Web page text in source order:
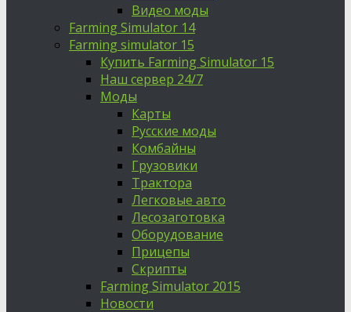
Видео моды
Farming Simulator 14
Farming simulator 15
Купить Farming Simulator 15
Наш сервер 24/7
Моды
Карты
Русские моды
Комбайны
Грузовики
Трактора
Легковые авто
Лесозаготовка
Оборудование
Прицепы
Скрипты
Farming Simulator 2015
Новости